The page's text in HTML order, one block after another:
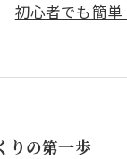
初心者でも簡
庭木の健康を
適切な手入れ
自宅の庭を快適
りの第一歩